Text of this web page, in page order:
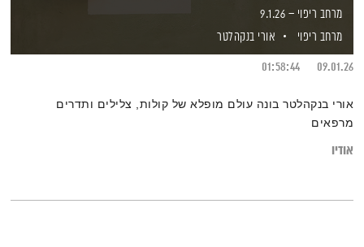
מרחב ריפוי – 9.1.26
מרחב ריפוי
אורי בנקהלטר
09.01.26
01:58:44
אורי בנקהלטר בונה עולם מופלא של קולות, צלילים ותדרים
מרפאים
אודיו